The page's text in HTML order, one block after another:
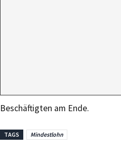
Beschäftigten am Ende.
TAGS Mindestlohn